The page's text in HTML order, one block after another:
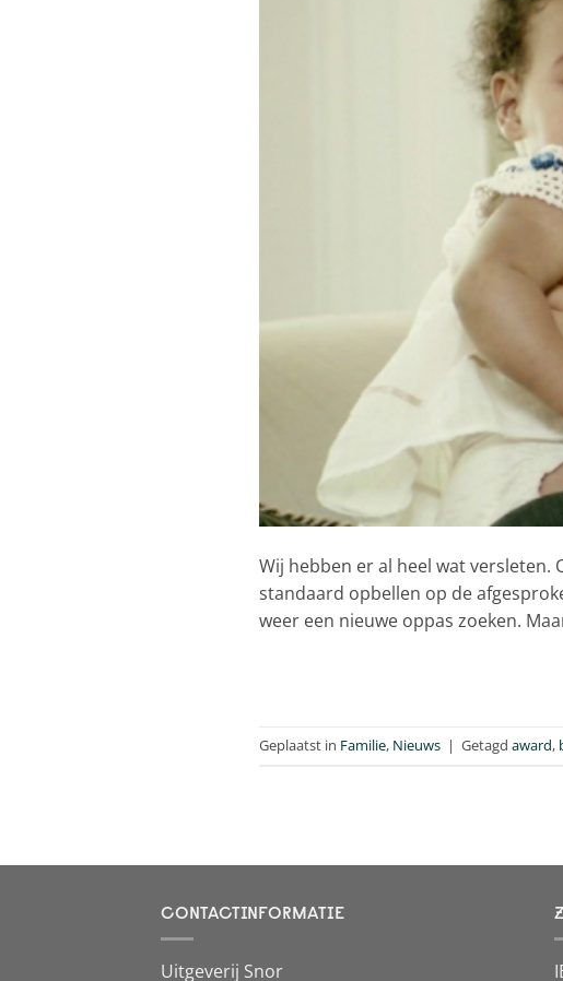
Wij hebben er al heel wat
standaard opbellen op de
weer een nieuwe oppas zoeken.
Geplaatst in Familie, Nieuws | Getagd award,
CONTACTINFORMATIE
Uitgeverij Snor